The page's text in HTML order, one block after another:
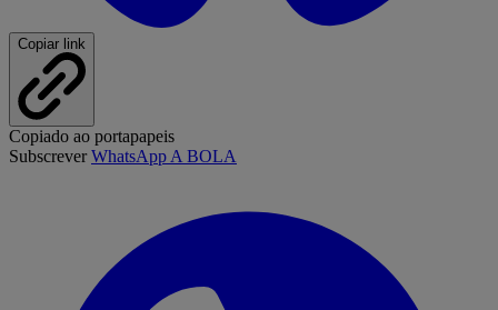
Copiar link
Copiado ao portapapeis
SubscreverWhatsApp A BOLA